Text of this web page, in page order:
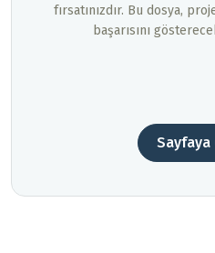
fırsatınızdır. Bu dosya,
başarısını
Sayfaya